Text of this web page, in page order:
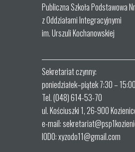
Publiczna Szkoła Podstawowa
z Oddziałami Integracyjnymi
im. Urszuli Kochanowskiej
Sekretariat czynny:
poniedziałek–piątek 7:30 – 15:00
Tel. (048) 614-53-70
ul. Kościuszki 1, 26-900
e-mail:
IODO: xyzodo11@gmail.com